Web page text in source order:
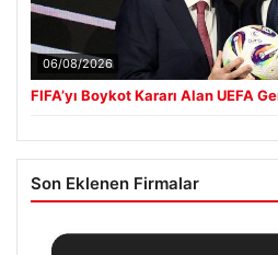
06/08/2026
FIFA’yı Boykot Kararı Alan UEFA
Son Eklenen Firmalar